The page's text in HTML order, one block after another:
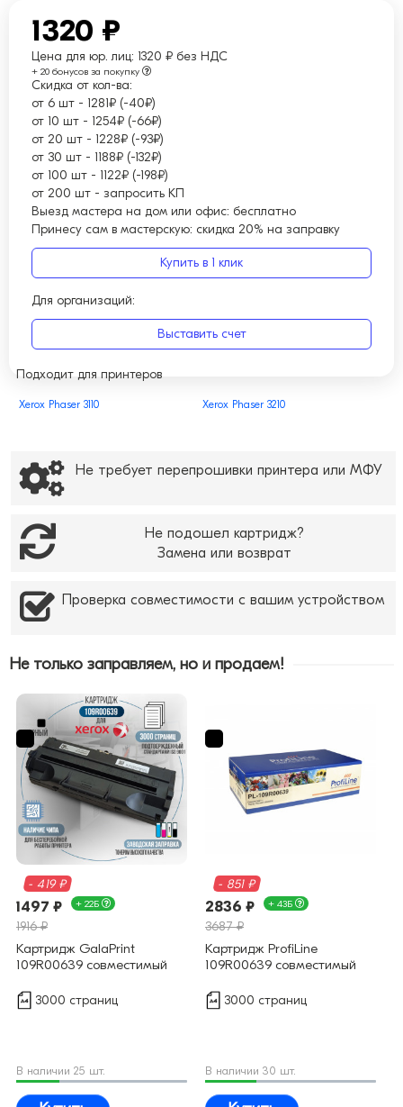
1320 ₽
Цена для юр. лиц: 1320 ₽ без НДС
+ 20 бонусов за покупку
Скидка от кол-ва:
от 6 шт - 1281₽ (-40₽)
от 10 шт - 1254₽ (-66₽)
от 20 шт - 1228₽ (-93₽)
от 30 шт - 1188₽ (-132₽)
от 100 шт - 1122₽ (-198₽)
от 200 шт - запросить КП
Выезд мастера на дом или офис: бесплатно
Принесу сам в мастерскую: скидка 20% на заправку
Купить в 1 клик
Для организаций:
Выставить счет
Подходит для принтеров
Xerox Phaser 3110 Xerox Phaser 3210
Не требует перепрошивки принтера или МФУ
Не подошел картридж?
Замена или возврат
Проверка совместимости с вашим устройством
Не только заправляем, но и продаем!
- 419 ₽
1497 ₽ + 22Б
1916 ₽
Картридж GalaPrint
109R00639 совместимый
3000 страниц
В наличии 25 шт.
- 851 ₽
2836 ₽ + 43Б
3687 ₽
Картридж ProfiLine
109R00639 совместимый
3000 страниц
В наличии 30 шт.